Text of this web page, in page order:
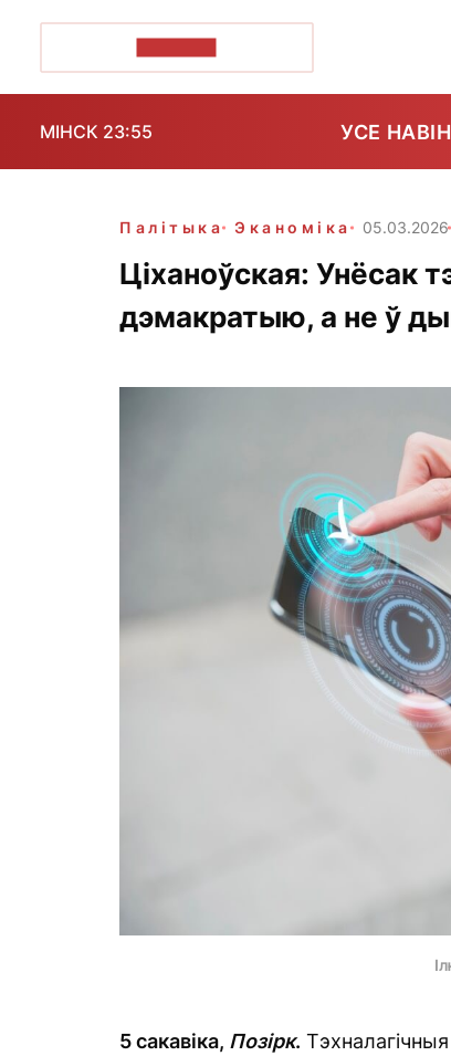
МІНСК 23:55 УСЕ
Палітыка Эканоміка 05.03.2026
Ціханоўская: Унёсак
дэмакратыю, а не ў
5 сакавіка, Позірк.